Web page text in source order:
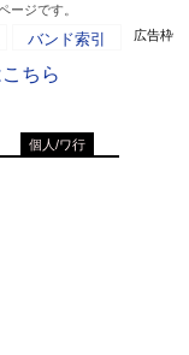
ージです。
バンド索引
ちら
個人/ワ行
広告枠